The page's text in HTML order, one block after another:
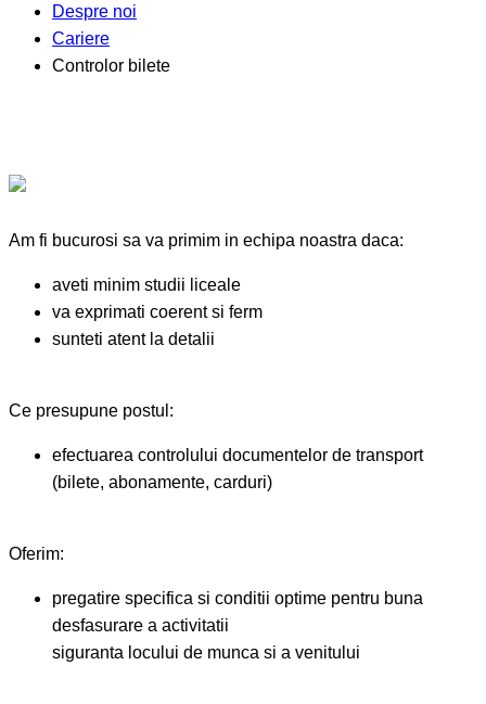
Despre noi
Cariere
Controlor bilete
Am fi bucurosi sa va primim in echipa noastra daca:
aveti minim studii liceale
va exprimati coerent si ferm
sunteti atent la detalii
Ce presupune postul:
efectuarea controlului documentelor de transport
(bilete, abonamente, carduri)
Oferim:
pregatire specifica si conditii optime pentru buna
desfasurare a activitatii
siguranta locului de munca si a venitului